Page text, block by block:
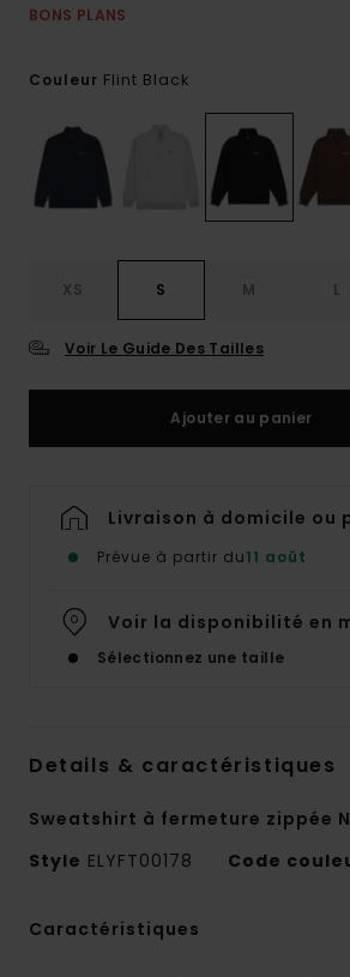
BONS PLANS
Couleur Flint Black
XS S M L
Voir Le Guide Des Tailles
Ajouter au panier
Livraison à domicile ou
Prévue à partir du11 août
Voir la disponibilité en
Sélectionnez une taille
Details & caractéristiques
Sweatshirt à fermeture zippée
Style ELYFT00178 Code
Caractéristiques